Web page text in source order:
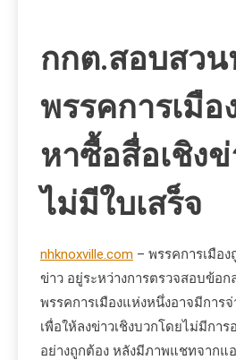
กกต.สอบสว
พรรคการเมือ
หาซื้อสื่อเชิง
ไม่มีใบเสร็จ
nhknoxville.com – พรรคการเมือ
ข่าว อยู่ระหว่างการตรวจสอบข้อก
พรรคการเมืองแห่งหนึ่งอาจมีการ
เพื่อให้ลงข่าวเชิงบวกโดยไม่มีการ
อย่างถูกต้อง หลังมีภาพแชทจากแ